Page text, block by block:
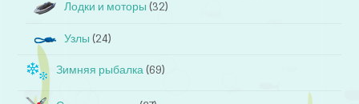
Лодки и моторы (32)
Узлы (24)
Зимняя рыбалка (69)